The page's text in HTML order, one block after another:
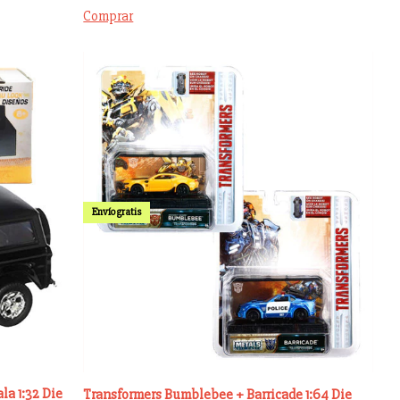
Comprar
1:32 Die
Envío gratis
Transformers Bumblebee + Barricade 1:64 Die